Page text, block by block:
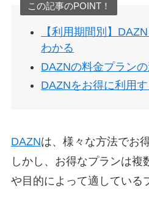
この記事のPOINT！
【利用期間別】
わかる
DAZNの料金プラン
DAZNをお得に利用
DAZNは、様々な方法でお
しかし、お得なプランは複
や目的によって適している